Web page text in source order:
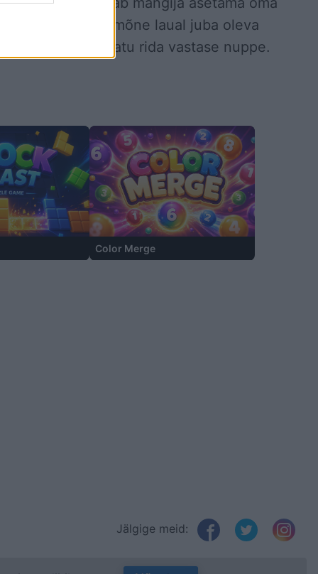
nii, et selle ja mõne laual juba oleva
oleks katkematu rida vastase nuppe.
Color Merge
Jälgige meid: